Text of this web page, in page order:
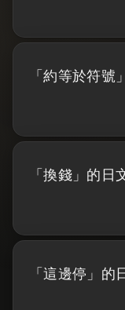
「約等於符號
「換錢」的日
「這邊停」的